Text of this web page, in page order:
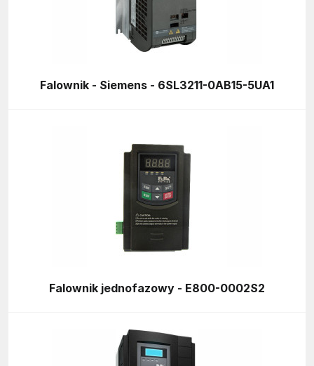
Falownik - Siemens - 6SL3211-0AB15-5UA1
Falownik jednofazowy - E800-0002S2